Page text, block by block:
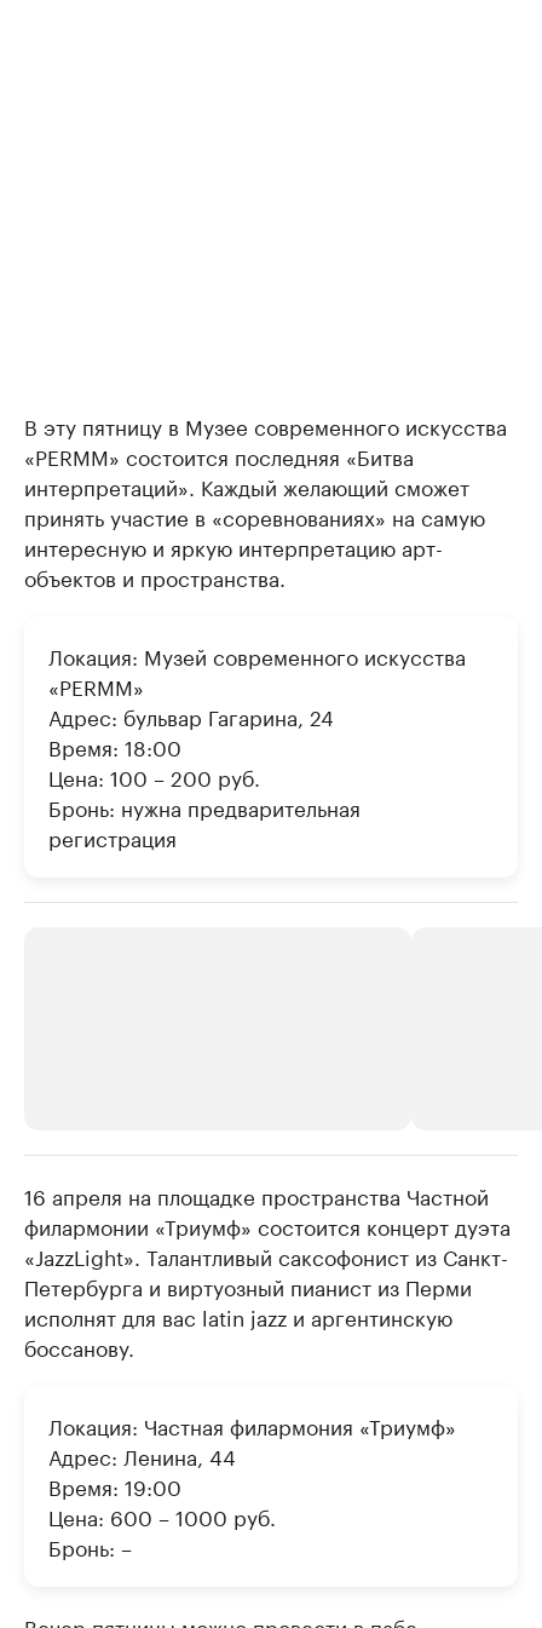
В эту пятницу в Музее современного искусства
«PERMM» состоится последняя «Битва
интерпретаций». Каждый желающий сможет
принять участие в «соревнованиях» на самую
интересную и яркую интерпретацию арт-
объектов и пространства.
Локация: Музей современного искусства
«PERMM»
Адрес: бульвар Гагарина, 24
Время: 18:00
Цена: 100 – 200 руб.
Бронь: нужна предварительная
регистрация
Крупнейшие производители и
продавцы медийной продукции
Ознакомьтесь с информацией в каталоге
Страховые
Посмотрите в
16 апреля на площадке пространства Частной
филармонии «Триумф» состоится концерт дуэта
«JazzLight». Талантливый саксофонист из Санкт-
Петербурга и виртуозный пианист из Перми
исполнят для вас latin jazz и аргентинскую
боссанову.
Локация: Частная филармония «Триумф»
Адрес: Ленина, 44
Время: 19:00
Цена: 600 – 1000 руб.
Бронь: –